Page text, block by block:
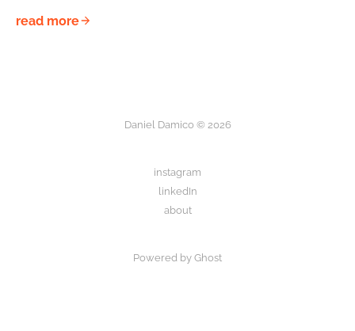
read more
Daniel Damico © 2026
instagram
linkedIn
about
Powered by Ghost